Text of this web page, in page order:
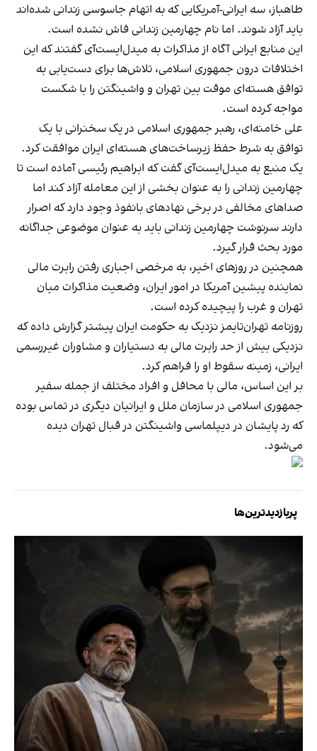
طاهباز، سه ایرانی-آمریکایی که به اتهام جاسوسی زندانی شده‌اند
باید آزاد شوند. اما نام چهارمین زندانی فاش نشده است.
این منابع ایرانی آگاه از مذاکرات به میدل‌ایست‌آی گفتند که این
اختلافات درون جمهوری اسلامی، تلاش‌ها برای دست‌یابی به
توافق هسته‌ای موقت بین تهران و واشینگتن را با شکست
مواجه کرده است.
علی خامنه‌ای، رهبر جمهوری اسلامی در یک سخنرانی با یک
توافق به شرط حفظ زیرساخت‌های هسته‌ای ایران موافقت کرد.
یک منبع به میدل‌ایست‌آی گفت که ابراهیم رئیسی آماده است تا
چهارمین زندانی را به عنوان بخشی از این معامله آزاد کند اما
صداهای مخالفی در برخی نهادهای بانفوذ وجود دارد که اصرار
دارند سرنوشت چهارمین زندانی باید به عنوان موضوعی جداگانه
مورد بحث قرار گیرد.
همچنین در روزهای اخیر، به مرخصی اجباری رفتن رابرت مالی
نماینده پیشین آمریکا در امور ایران، وضعیت مذاکرات میان
تهران و غرب را پیچیده کرده است.
روزنامه تهران‌تایمز نزدیک به حکومت ایران پیشتر گزارش داده که
نزدیکی بیش از حد رابرت مالی به دستیاران و مشاوران غیر‌رسمی
ایرانی، زمینه سقوط او را فراهم کرد.
بر این اساس، مالی با محافل و افراد مختلف از جمله سفیر
جمهوری اسلامی در سازمان ملل و ایرانیان دیگری در تماس بوده
که رد پایشان در دیپلماسی واشینگتن در قبال تهران دیده
می‌شود.
پربازدیدترین‌ها